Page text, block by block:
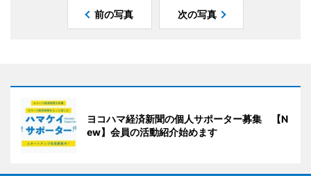
前の写真 次の写真
ヨコハマ経済新聞の個人サポーター募集 【N
ew】会員の活動紹介始めます